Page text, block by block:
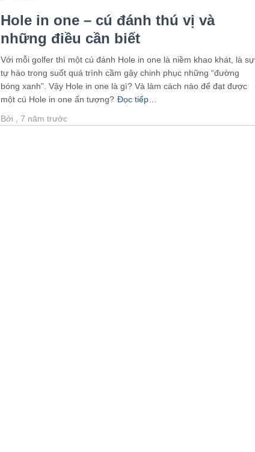
Hole in one – cú đánh thú vị và
những điều cần biết
Với mỗi golfer thì một cú đánh Hole in one là niềm khao khát, là sự
tự hào trong suốt quá trình cầm gậy chinh phục những “đường
bóng xanh”. Vậy Hole in one là gì? Và làm cách nào để đạt được
một cú Hole in one ấn tượng? Đọc tiếp…
Bởi
7 năm trước